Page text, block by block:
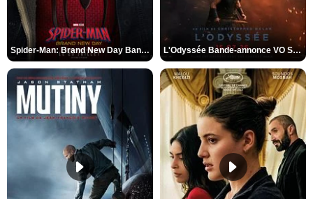
Spider-Man: Brand New Day Bande-annonce VO STFR L'Odyssée Bande-annonce VO STFR